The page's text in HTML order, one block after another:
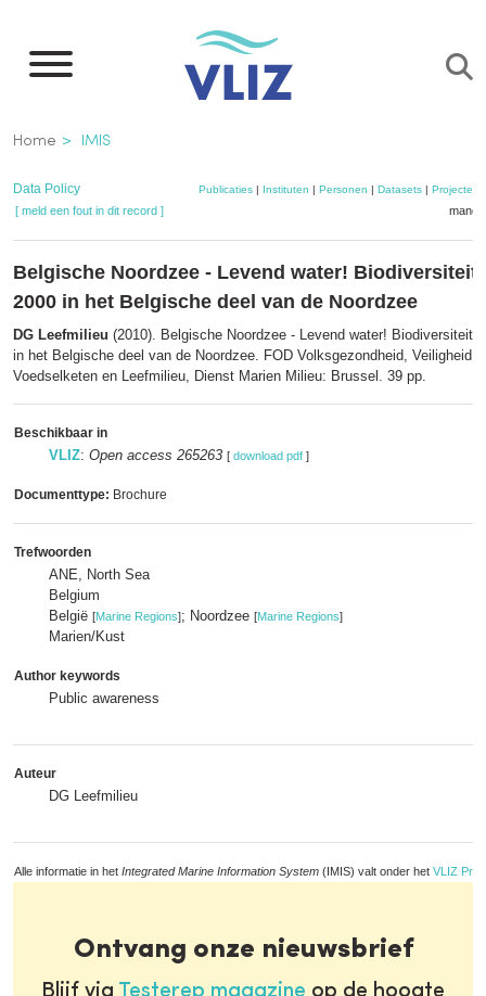
naar
inhoud
gaan
Kruimelpad
Home IMIS
Data Policy Publicaties | Instituten | Personen | Datasets | Projecten
[ meld een fout in dit record ]
Belgische Noordzee - Levend water! Biodiversiteit
2000 in het Belgische deel van de Noordzee
DG Leefmilieu (2010). Belgische Noordzee - Levend water! Biodiversiteit
in het Belgische deel van de Noordzee. FOD Volksgezondheid, Veiligheid
Voedselketen en Leefmilieu, Dienst Marien Milieu: Brussel. 39 pp.
Beschikbaar in
VLIZ: Open access 265263 [ download pdf ]
Documenttype: Brochure
Trefwoorden
ANE, North Sea
Belgium
België [Marine Regions]; Noordzee [Marine Regions]
Marien/Kust
Author keywords
Public awareness
Auteur
DG Leefmilieu
Alle informatie in het Integrated Marine Information System (IMIS) valt onder het VLIZ
Ontvang onze nieuwsbrief
Blijf via Testerep magazine op de hoogte